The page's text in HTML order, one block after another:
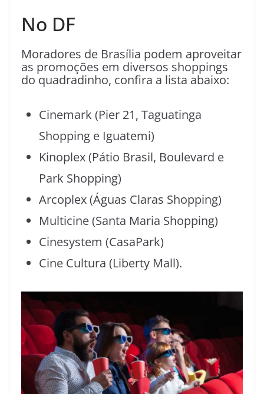
No DF
Moradores de Brasília podem aproveitar
as promoções em diversos shoppings
do quadradinho, confira a lista abaixo:
Cinemark (Pier 21, Taguatinga
Shopping e Iguatemi)
Kinoplex (Pátio Brasil, Boulevard e
Park Shopping)
Arcoplex (Águas Claras Shopping)
Multicine (Santa Maria Shopping)
Cinesystem (CasaPark)
Cine Cultura (Liberty Mall).